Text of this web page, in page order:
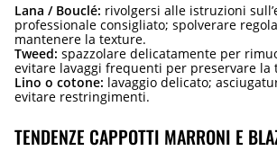
Lana / Bouclé: rivolgersi alle istruzioni
professionale consigliato; spolverare
mantenere la texture.
Tweed: spazzolare delicatamente per
evitare lavaggi frequenti per preservare la
Lino o cotone: lavaggio delicato;
evitare restringimenti.
TENDENZE CAPPOTTI MARRONI E